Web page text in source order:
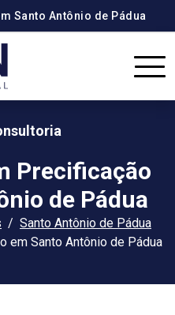
Santo Antônio de Pádua
Precificação
de Pádua
Santo Antônio de Pádua
em Santo Antônio de Pádua